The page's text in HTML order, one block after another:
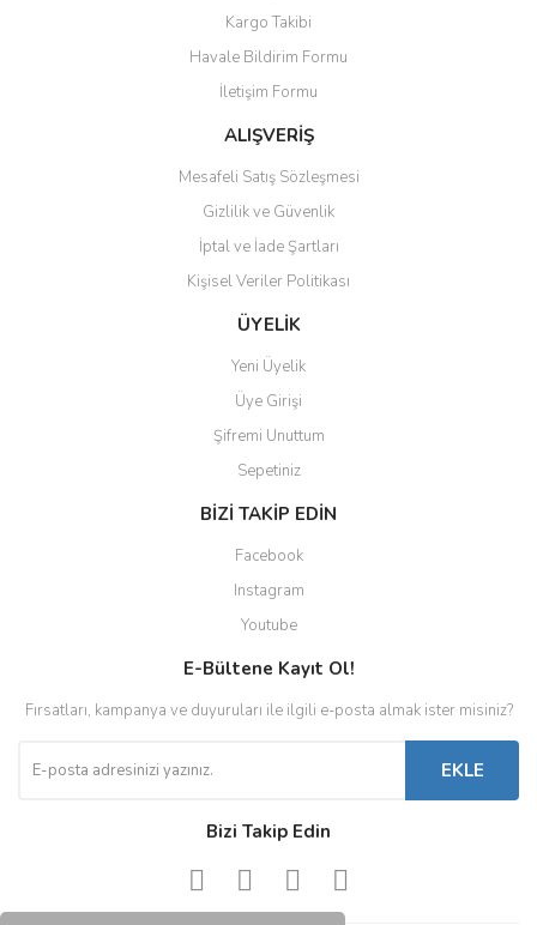
Ürün resmi kalitesiz, bozuk veya görüntülenemiyor.
Ürün açıklamasında eksik bilgiler bulunuyor.
Ürün bilgilerinde hatalar bulunuyor.
Ürün fiyatı diğer sitelerden daha pahalı.
Gönder
Kargo Takibi
Havale Bildirim Formu
İletişim Formu
ALIŞVERİŞ
Mesafeli Satış Sözleşmesi
Gizlilik ve Güvenlik
İptal ve İade Şartları
Kişisel Veriler Politikası
ÜYELİK
Yeni Üyelik
Üye Girişi
Şifremi Unuttum
Sepetiniz
BİZİ TAKİP EDİN
Facebook
Instagram
Youtube
E-Bültene Kayıt Ol!
Fırsatları, kampanya ve duyuruları ile ilgili e-posta almak ister misiniz?
EKLE
Bizi Takip Edin